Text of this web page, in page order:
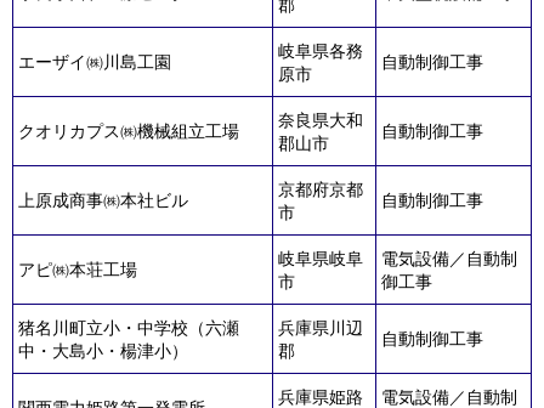
エーザイ㈱川島工園
岐阜県各務
原市
自動制御工事
クオリカプス㈱機械組立工場
奈良県大和
郡山市
自動制御工事
上原成商事㈱本社ビル
京都府京都
市
自動制御工事
アピ㈱本荘工場
岐阜県岐阜
市
電気設備／自動制
御工事
猪名川町立小・中学校（六瀬
中・大島小・楊津小）
兵庫県川辺
郡
自動制御工事
兵庫県姫路
電気設備／自動制